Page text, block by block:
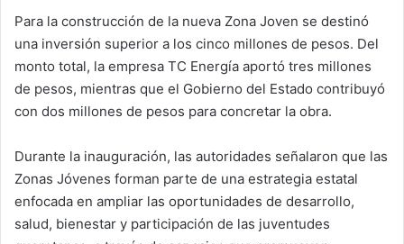
Para la construcción de la nueva Zona Joven se destinó
una inversión superior a los cinco millones de pesos. Del
monto total, la empresa TC Energía aportó tres millones
de pesos, mientras que el Gobierno del Estado contribuyó
con dos millones de pesos para concretar la obra.
Durante la inauguración, las autoridades señalaron que las
Zonas Jóvenes forman parte de una estrategia estatal
enfocada en ampliar las oportunidades de desarrollo,
salud, bienestar y participación de las juventudes